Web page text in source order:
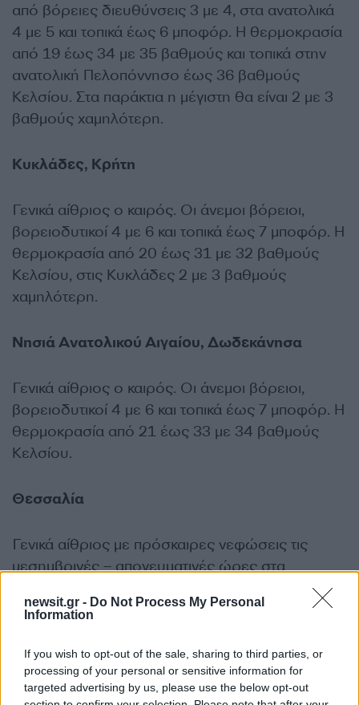
newsit.gr - Do Not Process My Personal
Information
If you wish to opt-out of the sale, sharing to third parties, or
processing of your personal or sensitive information for
targeted advertising by us, please use the below opt-out
από βόρειες διευθύνσεις 3 με 4, στα ανατολικά
4 με 5 και τοπικά έως 6 μποφόρ. Η θερμοκρασία
από 19 έως 34 με 35 βαθμούς και τοπικά στην
ανατολική Πελοπόννησο έως 36 βαθμούς
Κελσίου. Στα παράκτια η μέγιστη θα είναι 2 με 3
βαθμούς χαμηλότερη.
Κυκλάδες, Κρήτη
Γενικά αίθριος ο καιρός. Οι άνεμοι βόρειοι,
βορειοδυτικοί 4 με 6 και τοπικά έως 7 μποφόρ. Η
θερμοκρασία από 20 έως 31 με 32 βαθμούς
Κελσίου, στις Κυκλάδες 2 με 3 βαθμούς
χαμηλότερη.
Νησιά Ανατολικού Αιγαίου, Δωδεκάνησα
Γενικά αίθριος ο καιρός. Οι άνεμοι βόρειοι,
βορειοδυτικοί 4 με 6 και τοπικά έως 7 μποφόρ. Η
θερμοκρασία από 21 έως 33 με 34 βαθμούς
Κελσίου.
Θεσσαλία
Γενικά αίθριος με πρόσκαιρες νεφώσεις τις
μεσημβρινές – απογευματινές ώρες στα
ηπειρωτικά, οπότε στα ορεινά θα σημειωθούν
τοπικοί όμβροι και πιθανόν να εκδηλωθούν
με 4 μποφόρ. Η θερμοκρασία από 18 έως 35 με
36 βαθμούς Κελσίου. Στις Σποράδες έως 30
βαθμούς Κελσίου.